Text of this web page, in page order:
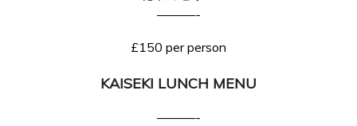
———-
£150 per person
KAISEKI LUNCH MENU
———-